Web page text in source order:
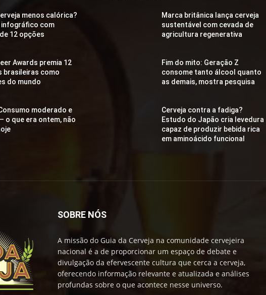
menos calórica?
infográfico com
12 opções
Awards premia 12
brasileiras como
do mundo
moderado e
o que era ontem, não
Marca britânica lança cerveja
sustentável com cevada de
agricultura regenerativa
Fim do mito: Geração Z
consome tanto álcool quanto
as demais, mostra pesquisa
Cerveja contra a fadiga?
Estudo do Japão cria levedura
capaz de produzir bebida rica
em aminoácido funcional
SOBRE NÓS
A missão do Guia da Cerveja na comunidade cervejeira
nacional é a de proporcionar um espaço de debate e
divulgação da efervescente cultura que cerca a cerveja,
oferecendo informação relevante e atualizada e análises
profundas sobre o que acontece nesse universo.